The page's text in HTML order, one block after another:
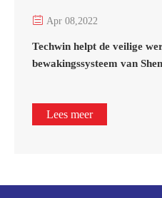
 Apr 08,2022
Techwin helpt de veilige
bewakingssysteem van
Lees meer